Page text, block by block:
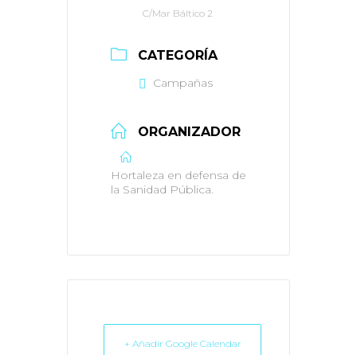
C/Mar Báltico 2
CATEGORÍA
Campañas
ORGANIZADOR
Hortaleza en defensa de
la Sanidad Pública.
+ Añadir Google Calendar